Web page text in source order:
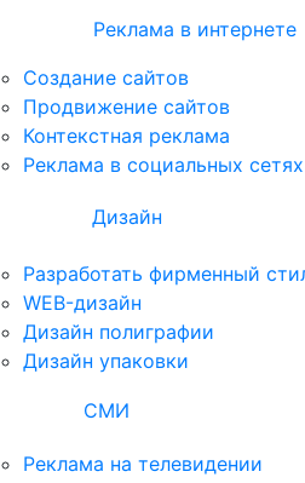
Реклама в интернете
Создание сайтов
Продвижение сайтов
Контекстная реклама
Реклама в социальных сетях
Дизайн
Разработать фирменный
WEB-дизайн
Дизайн полиграфии
Дизайн упаковки
СМИ
Реклама на телевидении